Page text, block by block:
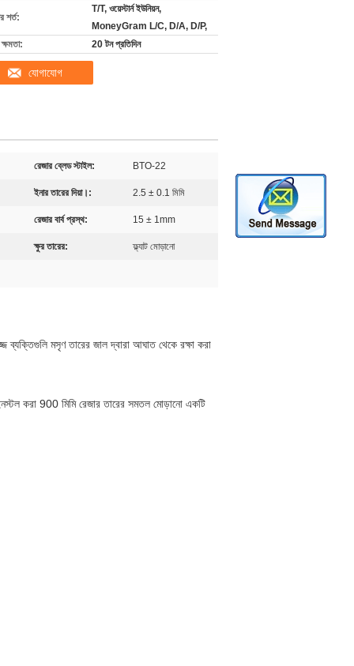
শর্ত:
T/T, ওয়েস্টার্ন ইউনিয়ন,
MoneyGram L/C, D/A, D/P,
20 টন প্রতিদিন
যোগাযোগ
রেজার ব্লেড স্টাইল: BTO-22
ইনার তারের দিয়া।: 2.5 ± 0.1 মিমি
রেজার বার্ব প্রস্থ: 15 ± 1mm
ক্ষুর তারের: ফ্ল্যাট মোড়ানো
ব্যক্তিগুলি মসৃণ তারের জাল দ্বারা আঘাত থেকে রক্ষা করা
করা 900 মিমি রেজার তারের সমতল মোড়ানো একটি